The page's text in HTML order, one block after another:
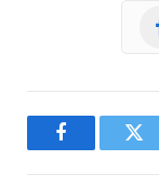
Facebook